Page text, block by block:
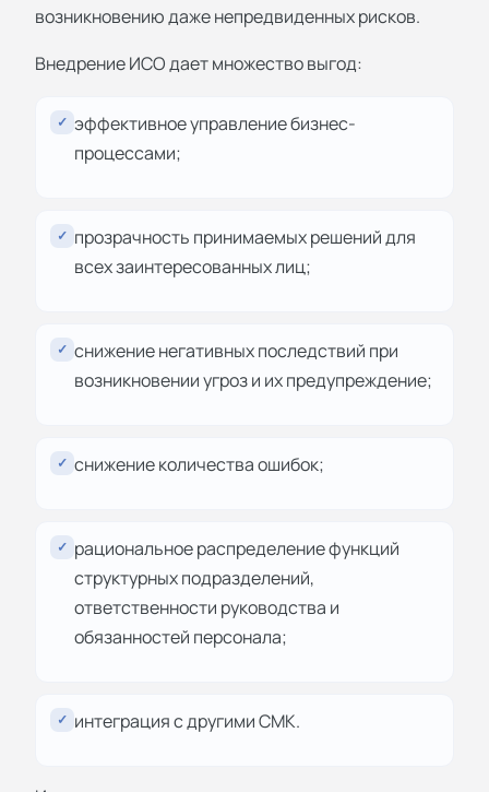
возникновению даже непредвиденных рисков.
Внедрение ИСО дает множество выгод:
✓ эффективное управление бизнес-
процессами;
✓ прозрачность принимаемых решений для
всех заинтересованных лиц;
✓ снижение негативных последствий при
возникновении угроз и их предупреждение;
✓ снижение количества ошибок;
✓ рациональное распределение функций
структурных подразделений,
ответственности руководства и
обязанностей персонала;
✓ интеграция с другими СМК.